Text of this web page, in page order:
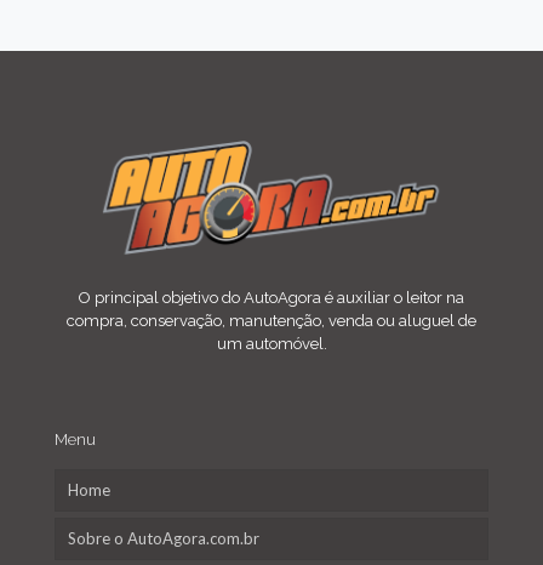
O principal objetivo do AutoAgora é auxiliar o leitor na
compra, conservação, manutenção, venda ou aluguel de
um automóvel.
Menu
Home
Sobre o AutoAgora.com.br